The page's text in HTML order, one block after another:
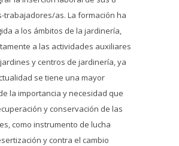
trabajadores/as. La formación ha
a los ámbitos de la jardinería,
a las actividades auxiliares
y centros de jardinería, ya
se tiene una mayor
la importancia y necesidad que
y conservación de las
como instrumento de lucha
y contra el cambio